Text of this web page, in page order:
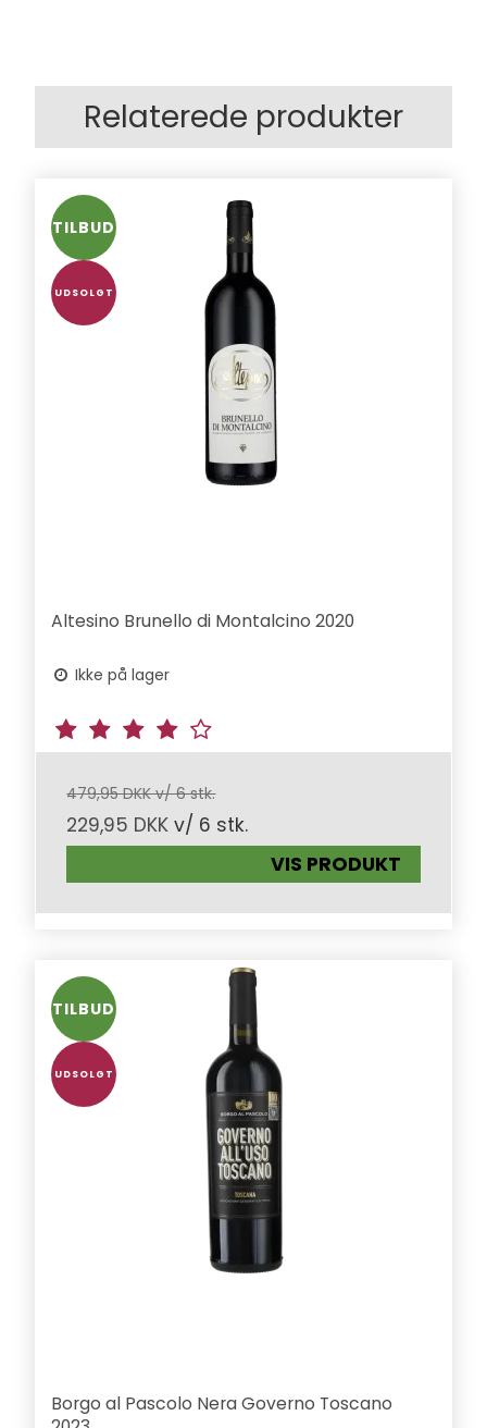
Relaterede produkter
TILBUD
UDSOLGT
Altesino Brunello di Montalcino 2020
Ikke på lager
479,95 DKK v/ 6 stk.
229,95 DKK v/ 6 stk.
VIS PRODUKT
TILBUD
UDSOLGT
Borgo al Pascolo Nera Governo Toscano